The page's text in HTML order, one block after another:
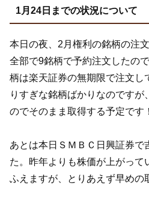
1月24日までの状況について
本日の夜、2月権利の銘柄の注
全部で9銘柄で予約注文したの
柄は楽天証券の無期限で注文し
りすぎな銘柄ばかりなのですが
のでそのまま取得する予定です
あとは本日ＳＭＢＣ日興証券で
た。昨年よりも株価が上がって
ふえますが、とりあえず早めの